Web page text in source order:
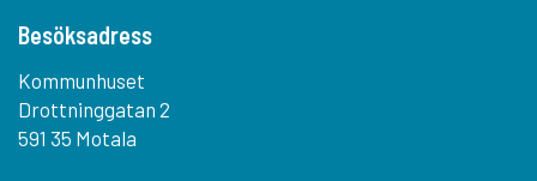
Besöksadress
Kommunhuset
Drottninggatan 2
591 35 Motala